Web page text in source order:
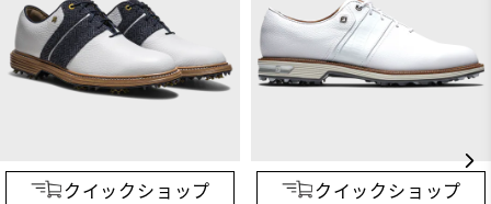
クイックショップ
クイックショップ